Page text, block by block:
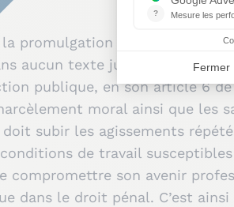
la promulgation de la loi de
aucun texte juridique,
publique, en son article 6
moral ainsi que les
subir les agissements
de travail
compromettre son avenir
dans le droit pénal. C’est